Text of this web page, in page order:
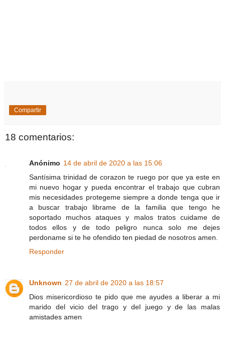
Compartir
18 comentarios:
Anónimo 14 de abril de 2020 a las 15:06
Santísima trinidad de corazon te ruego por que ya este en
mi nuevo hogar y pueda encontrar el trabajo que cubran
mis necesidades protegeme siempre a donde tenga que ir
a buscar trabajo librame de la familia que tengo he
soportado muchos ataques y malos tratos cuidame de
todos ellos y de todo peligro nunca solo me dejes
perdoname si te he ofendido ten piedad de nosotros amen.
Responder
Unknown 27 de abril de 2020 a las 18:57
Dios misericordioso te pido que me ayudes a liberar a mi
marido del vicio del trago y del juego y de las malas
amistades amen